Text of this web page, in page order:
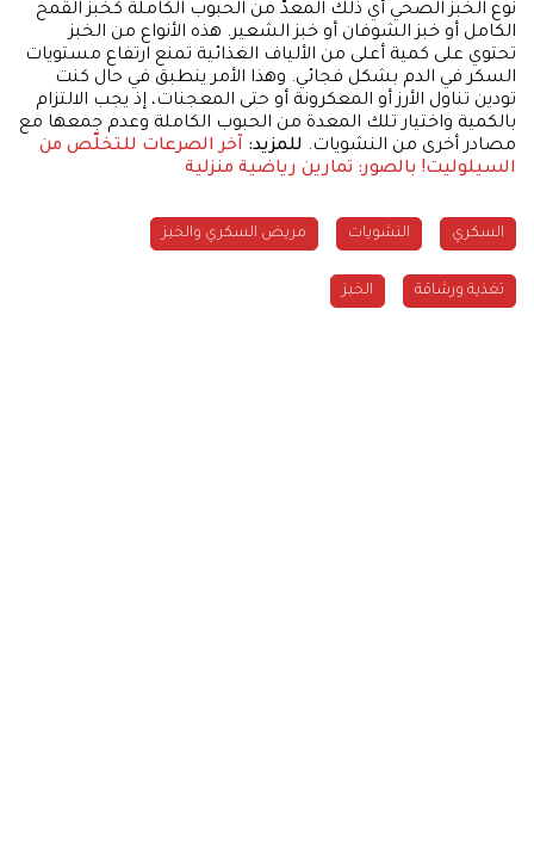
نوع الخبز الصحي أي ذلك المعدّ من الحبوب الكاملة كخبز القمح
الكامل أو خبز الشوفان أو خبز الشعير. هذه الأنواع من الخبز
تحتوي على كمية أعلى من الألياف الغذائية تمنع ارتفاع مستويات
السكر في الدم بشكل فجائي. وهذا الأمر ينطبق في حال كنت
تودين تناول الأرز أو المعكرونة أو حتى المعجنات، إذ يجب الالتزام
بالكمية واختيار تلك المعدة من الحبوب الكاملة وعدم جمعها مع
مصادر أخرى من النشويات. للمزيد: آخر الصرعات للتخلّص من
السيلوليت! بالصور: تمارين رياضية منزلية
السكري النشويات مريض السكري والخبز
تغذية ورشاقة الخبز